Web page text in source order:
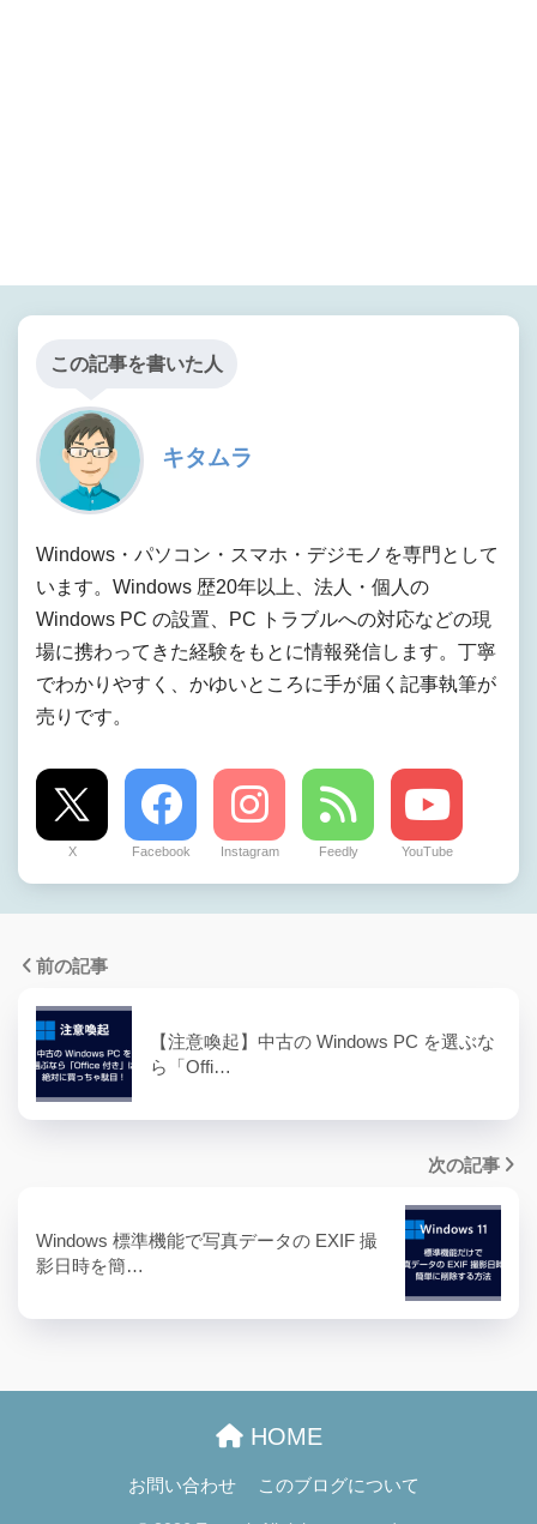
この記事を書いた人
キタムラ
Windows・パソコン・スマホ・デジモノを専門として
います。Windows 歴20年以上、法人・個人の
Windows PC の設置、PC トラブルへの対応などの現
場に携わってきた経験をもとに情報発信します。丁寧
でわかりやすく、かゆいところに手が届く記事執筆が
売りです。
X Facebook Instagram Feedly YouTube
前の記事
【注意喚起】中古の Windows PC を選ぶな
ら「Offi…
次の記事
Windows 標準機能で写真データの EXIF 撮
影日時を簡…
HOME
お問い合わせ このブログについて